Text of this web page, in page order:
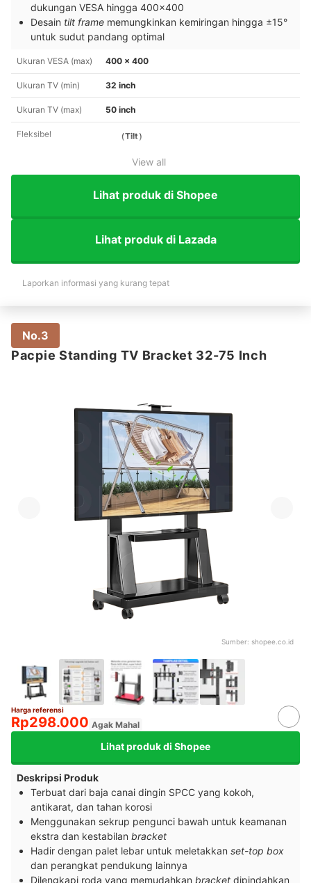
dukungan VESA hingga 400×400
Desain tilt frame memungkinkan kemiringan hingga ±15°
untuk sudut pandang optimal
Ukuran VESA (max) 400 x 400
Ukuran TV (min) 32 inch
Ukuran TV (max) 50 inch
Fleksibel （Tilt）
View all
Lihat produk di Shopee
Lihat produk di Lazada
Laporkan informasi yang kurang tepat
No.3
Pacpie Standing TV Bracket 32-75 Inch
Sumber: shopee.co.id
Harga referensi
Rp298.000 Agak Mahal
Lihat produk di Shopee
Deskripsi Produk
Terbuat dari baja canai dingin SPCC yang kokoh,
antikarat, dan tahan korosi
Menggunakan sekrup pengunci bawah untuk keamanan
ekstra dan kestabilan bracket
Hadir dengan palet lebar untuk meletakkan set-top box
dan perangkat pendukung lainnya
Dilengkapi roda yang memudahkan bracket dipindahkan